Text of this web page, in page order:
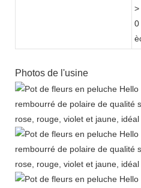
>
0
Photos de l'usine